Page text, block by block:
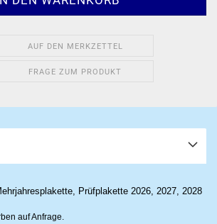
AUF DEN MERKZETTEL
FRAGE ZUM PRODUKT
Prüfplakette 2026, 2027, 2028
auf Anfrage.